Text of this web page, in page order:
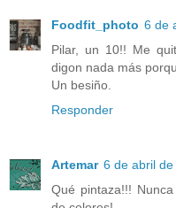
Foodfit_photo 6 de
Pilar, un 10!! Me
digon nada más
Un besiño.
Responder
Artemar 6 de abril
Qué pintaza!!!